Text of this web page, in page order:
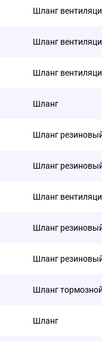
Шланг
Шланг
Шланг
Шланг
Шланг
Шланг
Шланг
Шланг
Шланг
Шланг
Шланг